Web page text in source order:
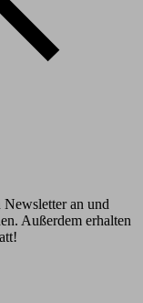
an und
Außerdem erhalten